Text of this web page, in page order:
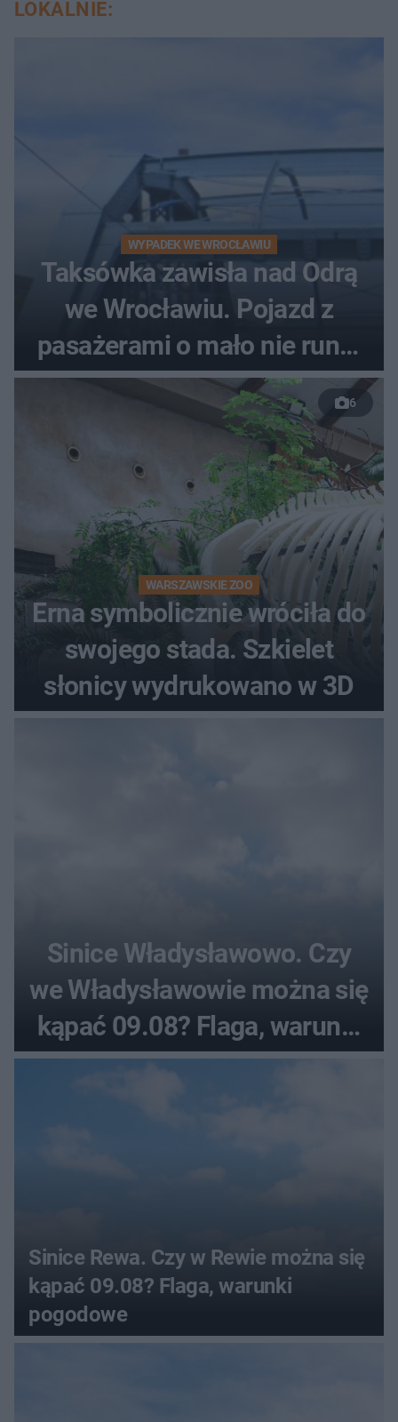
LOKALNIE:
WYPADEK WE WROCŁAWIU
Taksówka zawisła nad Odrą
we Wrocławiu. Pojazd z
pasażerami o mało nie runął
do rzeki
6
WARSZAWSKIE ZOO
Erna symbolicznie wróciła do
swojego stada. Szkielet
słonicy wydrukowano w 3D
Sinice Władysławowo. Czy
we Władysławowie można się
kąpać 09.08? Flaga, warunki
pogodowe
Sinice Rewa. Czy w Rewie można się
kąpać 09.08? Flaga, warunki
pogodowe